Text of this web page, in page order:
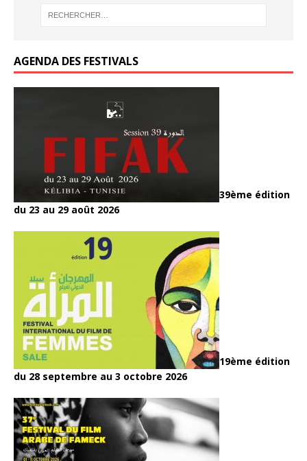
AGENDA DES FESTIVALS
39ème édition
du 23 au 29 août 2026
19ème édition
du 28 septembre au 3 octobre 2026